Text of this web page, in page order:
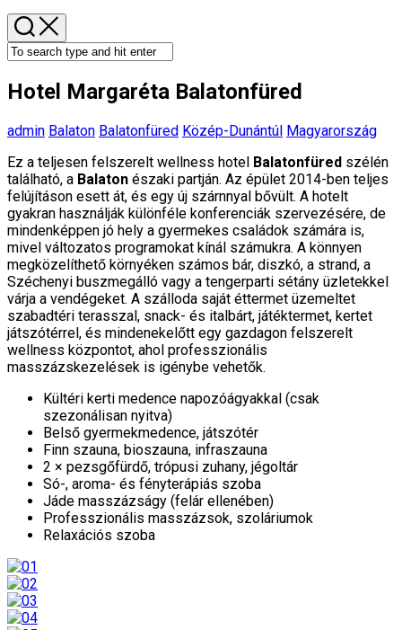
Hotel Margaréta Balatonfüred
admin Balaton Balatonfüred Közép-Dunántúl Magyarország
Ez a teljesen felszerelt wellness hotel Balatonfüred szélén
található, a Balaton északi partján. Az épület 2014-ben teljes
felújításon esett át, és egy új szárnnyal bővült. A hotelt
gyakran használják különféle konferenciák szervezésére, de
mindenképpen jó hely a gyermekes családok számára is,
mivel változatos programokat kínál számukra. A könnyen
megközelíthető környéken számos bár, diszkó, a strand, a
Széchenyi buszmegálló vagy a tengerparti sétány üzletekkel
várja a vendégeket. A szálloda saját éttermet üzemeltet
szabadtéri terasszal, snack- és italbárt, játéktermet, kertet
játszótérrel, és mindenekelőtt egy gazdagon felszerelt
wellness központot, ahol professzionális
masszázskezelések is igénybe vehetők.
Kültéri kerti medence napozóágyakkal (csak
szezonálisan nyitva)
Belső gyermekmedence, játszótér
Finn szauna, bioszauna, infraszauna
2 × pezsgőfürdő, trópusi zuhany, jégoltár
Só-, aroma- és fényterápiás szoba
Jáde masszázságy (felár ellenében)
Professzionális masszázsok, szoláriumok
Relaxációs szoba